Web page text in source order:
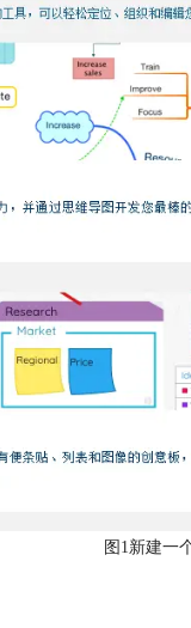
图1新建一